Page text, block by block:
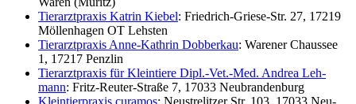
Tier­arzt­pra­xis Kat­rin Kie­bel: Fried­rich-Grie­se-Str. 27, 17219
Möl­len­ha­gen OT Lehs­ten
Tier­arzt­pra­xis Anne-Kath­rin Dob­ber­kau: Ware­n­er Chaus­see
1, 17217 Penz­lin
Tier­arzt­pra­xis für Klein­tie­re Dipl.-Vet.-Med. Andrea Leh­
mann: Fritz-Reu­ter-Stra­ße 7, 17033 Neu­bran­den­burg
Klein­tier­pra­xis cura­mos: Neu­stre­lit­zer Str. 103, 17033 Neu­